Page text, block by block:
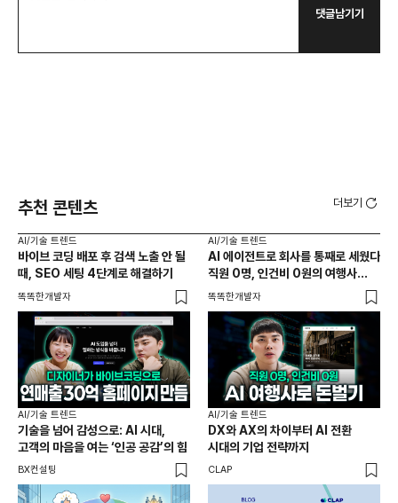
댓글남기기
추천 콘텐츠 더보기
AI/기술 트렌드
바이브 코딩 배포 후 검색 노출 안 될
때, SEO 세팅 4단계로 해결하기
똑똑한개발자
AI/기술 트렌드
AI 에이전트로 회사를 통째로 세웠다
직원 0명, 인건비 0원의 여행사
제작기
똑똑한개발자
AI/기술 트렌드
기술을 넘어 감성으로: AI 시대,
고객의 마음을 여는 ‘인공 공감’의 힘
BX컨설팅
AI/기술 트렌드
DX와 AX의 차이부터 AI 전환
시대의 기업 전략까지
CLAP